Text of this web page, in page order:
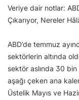
Veriye dair notlar:
Çıkarıyor, Nereler
ABD’de temmuz
sektörlerin altında
sektör aslında 30
aşağı çeken ana
Üstelik Mayıs ve